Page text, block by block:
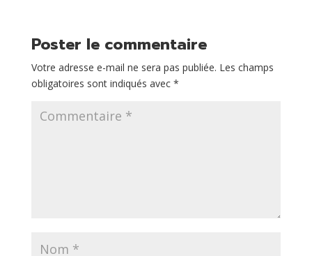
Poster le commentaire
Votre adresse e-mail ne sera pas publiée. Les champs
obligatoires sont indiqués avec *